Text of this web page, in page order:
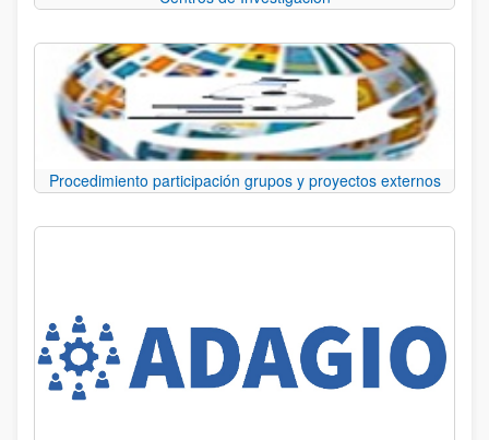
Procedimiento participación grupos y proyectos externos